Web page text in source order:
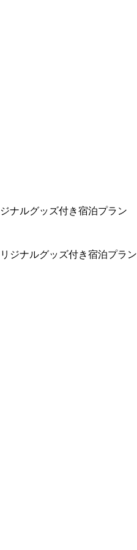
ナルグッズ付き宿泊プラン
ジナルグッズ付き宿泊プラン